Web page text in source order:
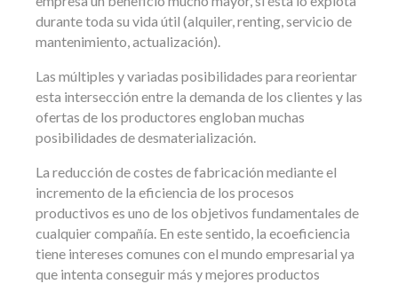
durante toda su vida útil (alquiler, renting, servicio de
mantenimiento, actualización).
Las múltiples y variadas posibilidades para reorientar
esta intersección entre la demanda de los clientes y las
ofertas de los productores engloban muchas
posibilidades de desmaterialización.
La reducción de costes de fabricación mediante el
incremento de la eficiencia de los procesos
productivos es uno de los objetivos fundamentales de
cualquier compañía. En este sentido, la ecoeficiencia
tiene intereses comunes con el mundo empresarial ya
que intenta conseguir más y mejores productos